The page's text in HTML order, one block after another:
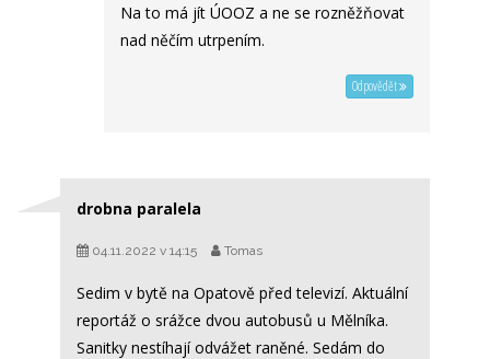
Na to má jít ÚOOZ a ne se rozněžňovat
nad něčím utrpením.
Odpovědět
drobna paralela
04.11.2022 v 14:15 Tomas
Sedim v bytě na Opatově před televizí. Aktuální
reportáž o srážce dvou autobusů u Mělníka.
Sanitky nestíhají odvážet raněné. Sedám do